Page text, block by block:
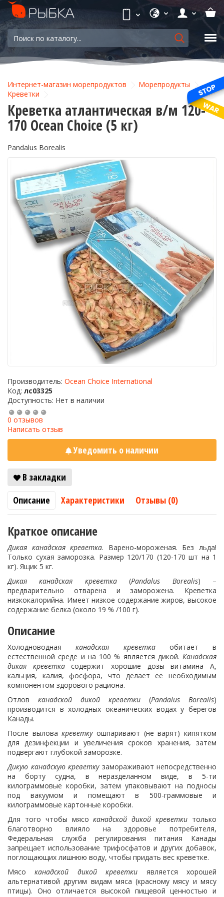
Интернет-магазин морепродуктов
Морепродукты
Креветки
Креветка атлантическая в/м 120-
170 Ocean Choice (5 кг)
Pandalus Borealis
Производитель: Ocean Choice International
Код: лс03325
Доступность: Нет в наличии
0 отзывов
Написать отзыв
Уведомить о наличии
В закладки
Описание
Характеристики Отзывы (0)
Краткое описание
Дикая канадская креветка. Варено-мороженая. Без льда!
Только сухая заморозка. Размер 120/170 (120-170 шт на 1
кг). Ящик 5 кг.
Дикая канадская креветка(Pandalus Borealis) –
предварительно отварена и заморожена. Креветка
низкокалорийна. Имеет низкое содержание жиров, высокое
содержание белка (около 19 % /100 г).
Описание
Холодноводнаяканадская креветкаобитает в
естественной среде и на 100 % является дикой. Канадская
дикая креветкасодержит хорошие дозы витамина А,
кальция, калия, фосфора, что делает ее необходимым
компонентом здорового рациона.
Отлов канадской дикой креветки (Pandalus Borealis)
производится в холодных океанических водах у берегов
Канады.
После выловакреветкуошпаривают (не варят) кипятком
для дезинфекции и увеличения сроков хранения, затем
подвергают глубокой заморозке.
Дикую канадскую креветку замораживают непосредственно
на борту судна, в неразделанном виде, в 5-ти
килограммовые коробки, затем упаковывают на подносы
под вакуумом и помещают в 500-граммовые и
килограммовые картонные коробки.
Для того чтобы мясоканадской дикой креветки только
благотворно влияло на здоровье потребителя,
Федеральная служба регулирования питания Канады
запрещает использование трифосфатов и других добавок,
поглощающих лишнюю воду, чтобы придать вес креветке.
Мясоканадской дикой креветки является хорошей
альтернативой другим видам мяса (красному мясу и мясу
птицы). Оно отличается высокой пищевой ценностью и